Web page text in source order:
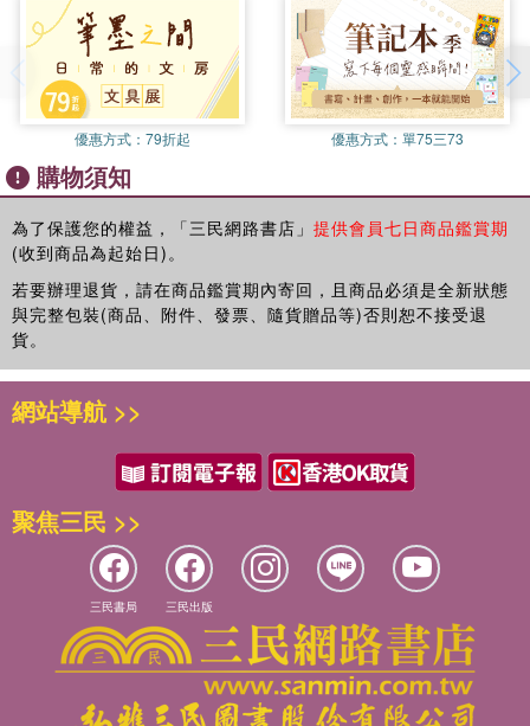
注意事項：
●請勿放置於潮濕處或高溫日照下
●請勿放置於幼兒易取處
●請勿接近火源以及腐蝕性溶劑
●內有細小配件，請勿放入口中，以免誤食
●八歲以下兒童請在成人監護下使用
●三歲以下兒童不宜
●須由成人拆開包裝，避免幼兒纏繞產生窒息
●使用剪刀等相關工具時，應有家長陪同以免小朋友受傷
商品除瑕疵品外，恕不接受退換貨
因拍攝略有色差，圖片僅供參考，顏色請以實際收到商品為準
優惠方式： 79折起 優惠方式： 單75三73
購物須知
為了保護您的權益，「三民網路書店」 提供會員七日商品鑑賞期
(收到商品為起始日)。
若要辦理退貨，請在商品鑑賞期內寄回，且商品必須是全新狀態
與完整包裝(商品、附件、發票、隨貨贈品等)否則恕不接受退
貨。
網站導航 >>
聚焦三民 >>
三民書局 三民出版